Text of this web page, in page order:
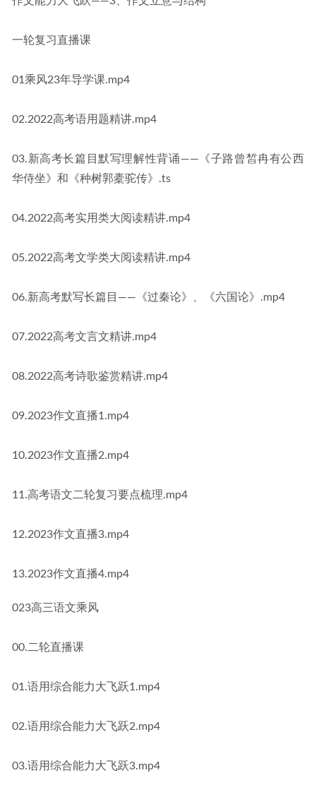
一轮复习直播课
01乘风23年导学课.mp4
02.2022高考语用题精讲.mp4
03.新高考长篇目默写理解性背诵——《子路曾皙冉有公西
华侍坐》和《种树郭橐驼传》.ts
04.2022高考实用类大阅读精讲.mp4
05.2022高考文学类大阅读精讲.mp4
06.新高考默写长篇目——《过秦论》、《六国论》.mp4
07.2022高考文言文精讲.mp4
08.2022高考诗歌鉴赏精讲.mp4
09.2023作文直播1.mp4
10.2023作文直播2.mp4
11.高考语文二轮复习要点梳理.mp4
12.2023作文直播3.mp4
13.2023作文直播4.mp4
023高三语文乘风
00.二轮直播课
01.语用综合能力大飞跃1.mp4
02.语用综合能力大飞跃2.mp4
03.语用综合能力大飞跃3.mp4